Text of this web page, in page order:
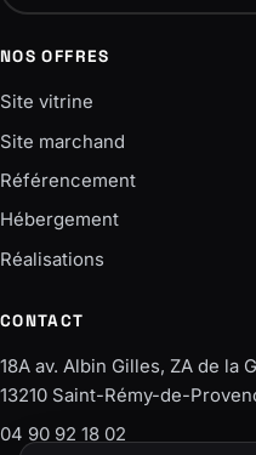
NOS OFFRES
Site vitrine
Site marchand
Référencement
Hébergement
Réalisations
CONTACT
18A av. Albin Gilles, ZA de la
13210 Saint-Rémy-de-
04 90 92 18 02